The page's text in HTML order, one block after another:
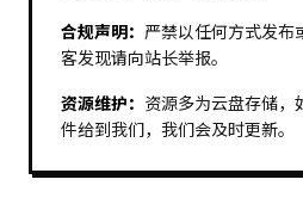
合规声明： 严禁以任何方式发布
客发现请向站长举报。
资源维护： 资源多为云盘存储，
件给到我们，我们会及时更新。